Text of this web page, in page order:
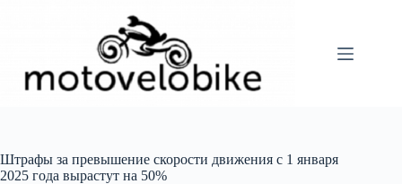
Штрафы за превышение скорости движения с 1 января
2025 года вырастут на 50%